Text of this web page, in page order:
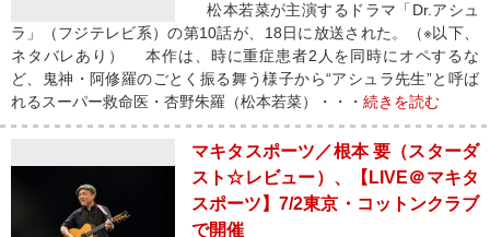
松本若菜が主演するドラマ「Dr.アシュ
ラ」（フジテレビ系）の第10話が、18日に放送された。（※以下、
ネタバレあり） 本作は、時に重症患者2人を同時にオペするな
ど、鬼神・阿修羅のごとく振る舞う様子から“アシュラ先生”と呼ば
れるスーパー救命医・杏野朱羅（松本若菜）・・・ 続きを読む
マキタスポーツ／根本 要（スターダ
スト☆レビュー）、【LIVE＠マキタ
スポーツ】7/2東京・コットンクラブ
で開催